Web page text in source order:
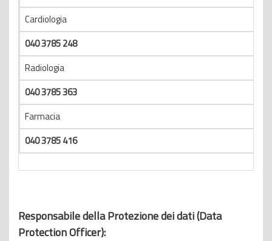
Cardiologia
040 3785 248
Radiologia
040 3785 363
Farmacia
040 3785 416
Responsabile della Protezione dei dati (Data
Protection Officer):